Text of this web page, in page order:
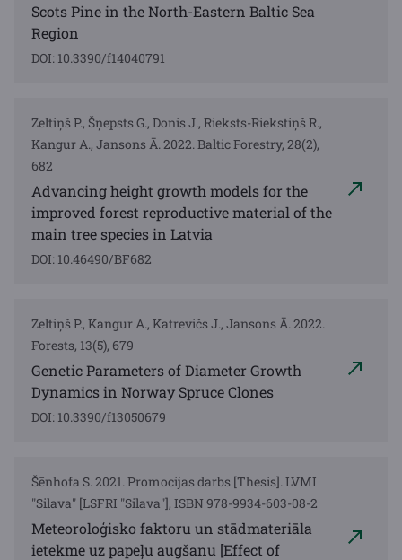
Scots Pine in the North-Eastern Baltic Sea
Region
DOI: 10.3390/f14040791
Zeltiņš P., Šņepsts G., Donis J., Rieksts-Riekstiņš R.,
Kangur A., Jansons Ā. 2022. Baltic Forestry, 28(2),
682
Advancing height growth models for the
improved forest reproductive material of the
main tree species in Latvia
DOI: 10.46490/BF682
Zeltiņš P., Kangur A., Katrevičs J., Jansons Ā. 2022.
Forests, 13(5), 679
Genetic Parameters of Diameter Growth
Dynamics in Norway Spruce Clones
DOI: 10.3390/f13050679
Šēnhofa S. 2021. Promocijas darbs [Thesis]. LVMI
"Silava" [LSFRI "Silava"], ISBN 978-9934-603-08-2
Meteoroloģisko faktoru un stādmateriāla
ietekme uz papeļu augšanu [Effect of